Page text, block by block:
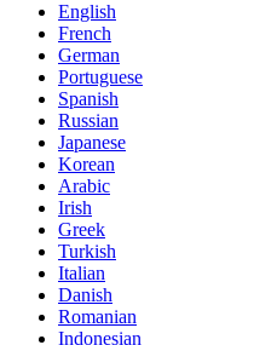
English
French
German
Portuguese
Spanish
Russian
Japanese
Korean
Arabic
Irish
Greek
Turkish
Italian
Danish
Romanian
Indonesian